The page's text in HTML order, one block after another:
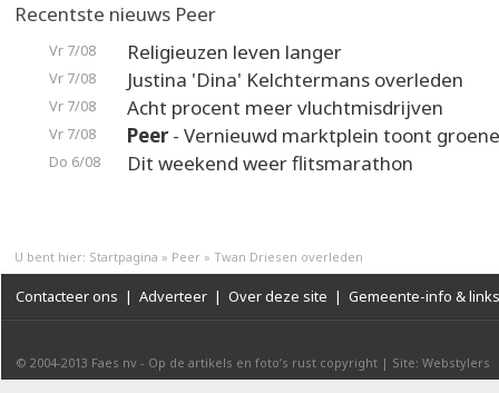
Recentste nieuws Peer
Vr 7/08 Religieuzen leven langer
Vr 7/08 Justina 'Dina' Kelchtermans overleden
Vr 7/08 Acht procent meer vluchtmisdrijven
Vr 7/08 Peer- Vernieuwd marktplein toont
Do 6/08 Dit weekend weer flitsmarathon
U bent hier: Startpagina » Peer » Twan Driesen overleden
Contacteer ons | Adverteer | Over deze site | Gemeente-info & links
© 2004-2013 Faes nv - Op de artikels en foto’s rust copyright | Site: Webstylers